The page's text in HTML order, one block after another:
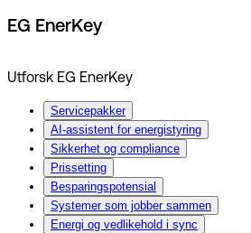
EG EnerKey
Utforsk EG EnerKey
Servicepakker
AI-assistent for energistyring
Sikkerhet og compliance
Prissetting
Besparingspotensial
Systemer som jobber sammen
Energi og vedlikehold i sync